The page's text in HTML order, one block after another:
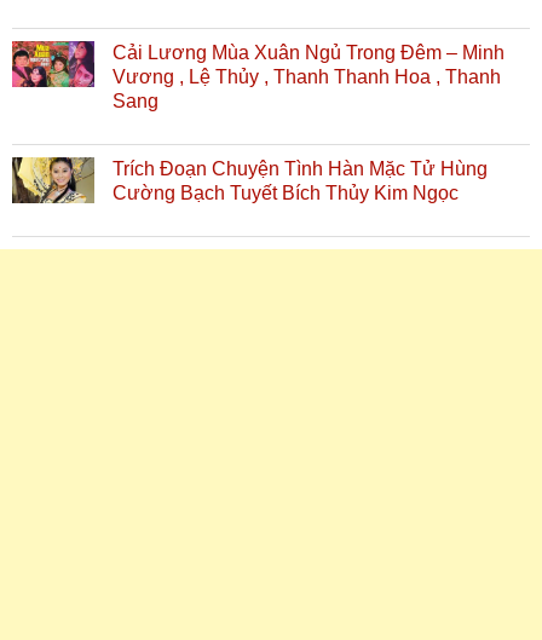
Cải Lương Mùa Xuân Ngủ Trong Đêm – Minh
Vương , Lệ Thủy , Thanh Thanh Hoa , Thanh
Sang
Trích Đoạn Chuyện Tình Hàn Mặc Tử Hùng
Cường Bạch Tuyết Bích Thủy Kim Ngọc